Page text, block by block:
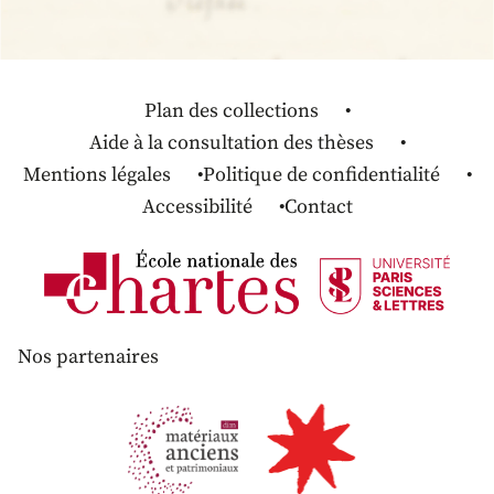
Plan des collections
Aide à la consultation des thèses
Mentions légales
Politique de confidentialité
Accessibilité
Contact
Nos partenaires